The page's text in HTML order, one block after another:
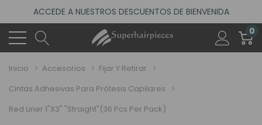
ACCEDE A NUESTROS DESCUENTOS DE BIENVENIDA
4.6
(485 reseñas)
VISITA NUESTRO NUEVO SALÓN EN MADRID
ACCEDE A NUESTROS DESCUENTOS DE BIENVENIDA
0
Inicio Accesorios
Fijar Y Retirar
Cintas Adhesivas Para Prótesis Capilares
Red Liner 1"x3" "Straight"(36 Pcs Per Pack)